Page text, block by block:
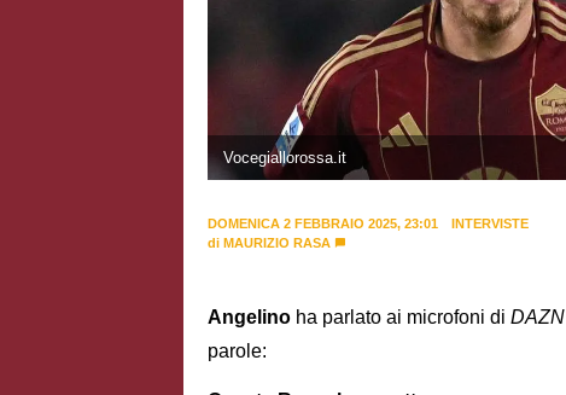
Vocegiallorossa.it
DOMENICA 2 FEBBRAIO 2025, 23:01
INTERVISTE
di MAURIZIO RASA
Angelino ha parlato ai microfoni di DAZN
parole: